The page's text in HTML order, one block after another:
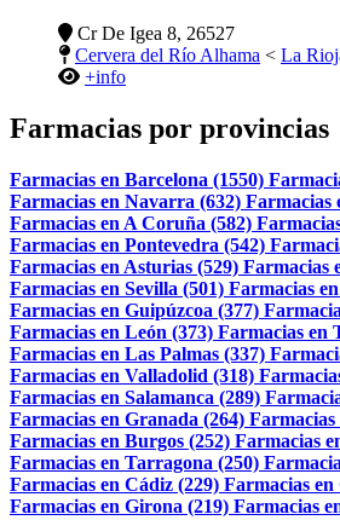
Cr De Igea 8, 26527
Cervera del Río Alhama < La
+info
Farmacias por provincias
Farmacias en Barcelona (1550)
Farmacias en Navarra (632) Farmacias
Farmacias en A Coruña (582)
Farmacias en Pontevedra (542)
Farmacias en Asturias (529) Farmacias
Farmacias en Sevilla (501) Farmacias
Farmacias en Guipúzcoa (377)
Farmacias en León (373) Farmacias en
Farmacias en Las Palmas (337)
Farmacias en Valladolid (318)
Farmacias en Salamanca (289)
Farmacias en Granada (264) Farmacias
Farmacias en Burgos (252) Farmacias
Farmacias en Tarragona (250)
Farmacias en Cádiz (229) Farmacias en
Farmacias en Girona (219) Farmacias